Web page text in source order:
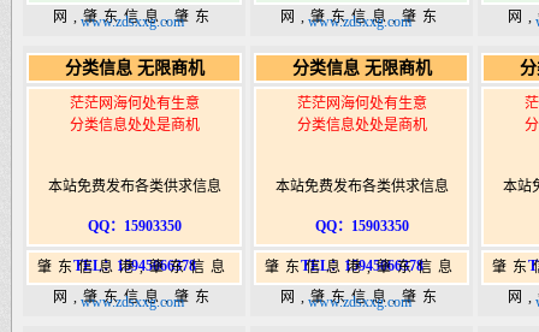
网,肇东信息,肇东
港|www.zhaodongshi.com
www.zdsxxg.com
网,肇东信息,肇东
港|www.zhaodongshi.com
www.zdsxxg.com
网
港
分类信息 无限商机
茫茫网海何处有生意
分类信息处处是商机
本站免费发布各类供求信息
QQ：15903350
TEL：15945066378
肇东信息港,肇东信息
网,肇东信息,肇东
www.zdsxxg.com
分类信息 无限商机
茫茫网海何处有生意
分类信息处处是商机
本站免费发布各类供求信息
QQ：15903350
TEL：15945066378
肇东信息港,肇东信息
网,肇东信息,肇东
www.zdsxxg.com
本站
肇东
网